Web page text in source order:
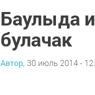
Баулыда
булачак
Автор, 30 июль 2014 -